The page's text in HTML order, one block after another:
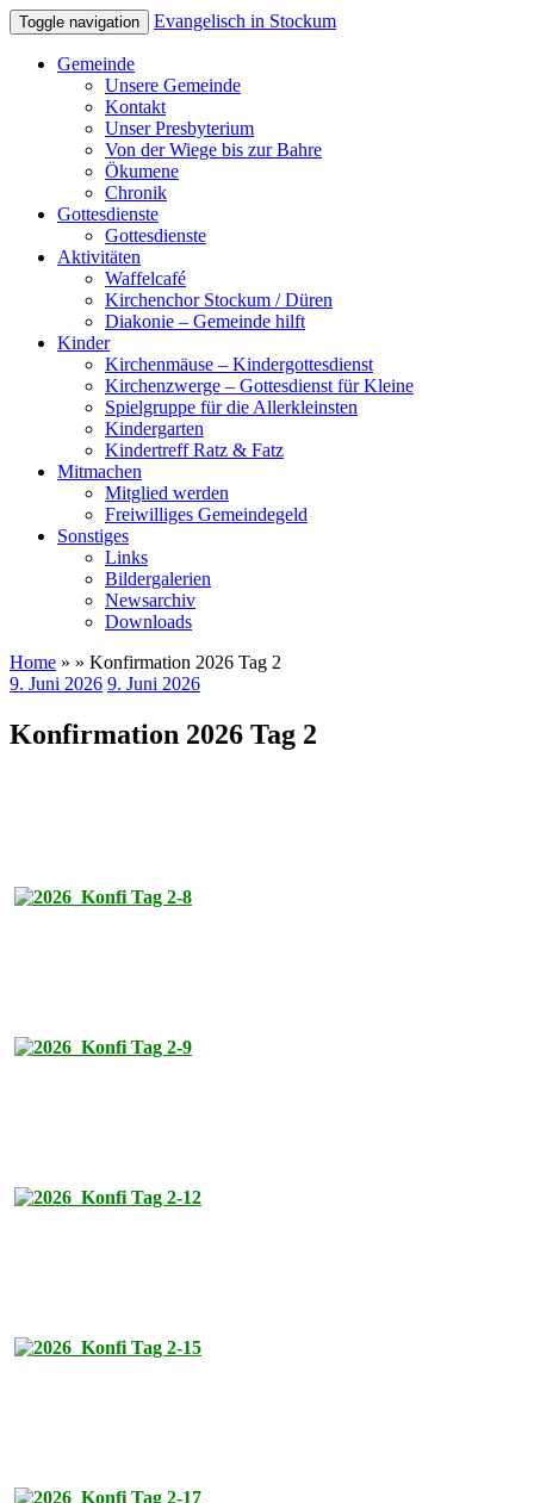
Toggle navigation Evangelisch in Stockum
Gemeinde
Unsere Gemeinde
Kontakt
Unser Presbyterium
Von der Wiege bis zur Bahre
Ökumene
Chronik
Gottesdienste
Gottesdienste
Aktivitäten
Waffelcafé
Kirchenchor Stockum / Düren
Diakonie – Gemeinde hilft
Kinder
Kirchenmäuse – Kindergottesdienst
Kirchenzwerge – Gottesdienst für Kleine
Spielgruppe für die Allerkleinsten
Kindergarten
Kindertreff Ratz & Fatz
Mitmachen
Mitglied werden
Freiwilliges Gemeindegeld
Sonstiges
Links
Bildergalerien
Newsarchiv
Downloads
Home » » Konfirmation 2026 Tag 2
9. Juni 2026 9. Juni 2026
Konfirmation 2026 Tag 2